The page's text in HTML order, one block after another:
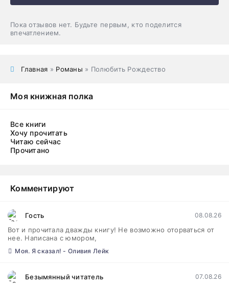
Пока отзывов нет. Будьте первым, кто поделится
впечатлением.
Главная » Романы » Полюбить Рождество
Моя книжная полка
Все книги
Хочу прочитать
Читаю сейчас
Прочитано
Комментируют
Гость 08.08.26
Вот и прочитала дважды книгу! Не возможно оторваться от
нее. Написана с юмором,
Моя. Я сказал! - Оливия Лейк
Безымянный читатель 07.08.26